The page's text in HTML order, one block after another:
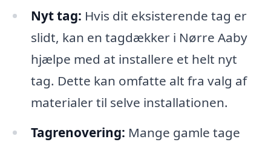
Nyt tag: Hvis dit eksisterende tag er
slidt, kan en tagdækker i Nørre Aaby
hjælpe med at installere et helt nyt
tag. Dette kan omfatte alt fra valg af
materialer til selve installationen.
Tagrenovering: Mange gamle tage